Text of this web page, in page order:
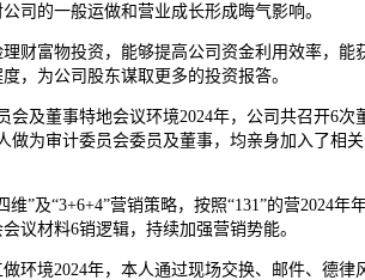
司的一般运做和营业成长形成晦气影响。
富物投资，能够提高公司资金利用效率，能获
，为公司股东谋取更多的投资报答。
董事特地会议环境2024年，公司共召开6次
做为审计委员会委员及董事，均亲身加入了相
及“3+6+4”营销策略，按照“131”的营2024年
议材料6销逻辑，持续加强营销势能。
境2024年，本人通过现场交换、邮件、德律